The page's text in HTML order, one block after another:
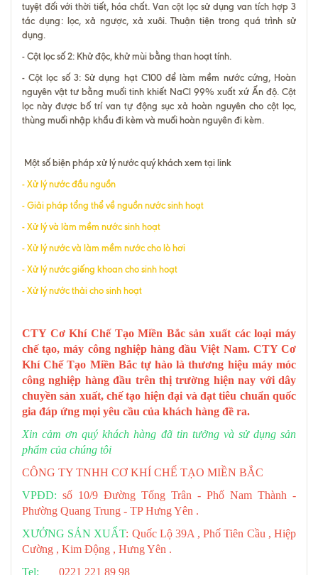
tuyệt đối với thời tiết, hóa chất. Van cột lọc sử dụng van tích hợp 3
tác dụng: lọc, xả ngược, xả xuôi. Thuận tiện trong quá trình sử
dụng.
- Cột lọc số 2: Khử độc, khử mùi bằng than hoạt tính.
- Cột lọc số 3: Sử dụng hạt C100 để làm mềm nước cứng, Hoàn
nguyên vật tư bằng muối tinh khiết NaCl 99% xuất xứ Ấn độ. Cột
lọc này được bố trí van tự động sục xả hoàn nguyên cho cột lọc,
thùng muối nhập khẩu đi kèm và muối hoàn nguyên đi kèm.
Một số biện pháp xử lý nước quý khách xem tại link
-Xử lý nước đầu nguồn
-Giải pháp tổng thể về nguồn nước sinh hoạt
-Xử lý và làm mềm nước sinh hoạt
-Xử lý nước và làm mềm nước cho lò hơi
-Xử lý nước giếng khoan cho sinh hoạt
-Xử lý nước thải cho sinh hoạt
CTY Cơ Khí Chế Tạo Miền Bắc sản xuất các loại máy
chế tạo, máy công nghiệp hàng đầu Việt Nam. CTY Cơ
Khí Chế Tạo Miền Bắc tự hào là thương hiệu máy móc
công nghiệp hàng đầu trên thị trường hiện nay với dây
chuyền sản xuất, chế tạo hiện đại và đạt tiêu chuẩn quốc
gia đáp ứng mọi yêu cầu của khách hàng đề ra.
Xin cảm ơn quý khách hàng đã tin tưởng và sử dụng sản
phẩm của chúng tôi
CÔNG TY TNHH CƠ KHÍ CHẾ TẠO MIỀN BẮC
VPĐD: số 10/9 Đường Tống Trân - Phố Nam Thành -
Phường Quang Trung - TP Hưng Yên .
XƯỞNG SẢN XUẤT: Quốc Lộ 39A , Phố Tiên Cầu , Hiệp
Cường , Kim Động , Hưng Yên .
Tel:
0221 221 89 98